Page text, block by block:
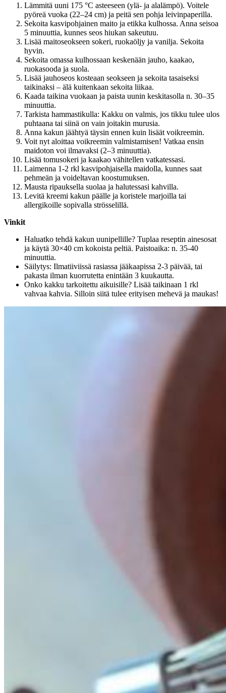
Lämmitä uuni 175 °C asteeseen (ylä- ja alalämpö). Voitele
pyöreä vuoka (22–24 cm) ja peitä sen pohja leivinpaperilla.
Sekoita kasvipohjainen maito ja etikka kulhossa. Anna seisoa
5 minuuttia, kunnes seos hiukan sakeutuu.
Lisää maitoseokseen sokeri, ruokaöljy ja vanilja. Sekoita
hyvin.
Sekoita omassa kulhossaan keskenään jauho, kaakao,
ruokasooda ja suola.
Lisää jauhoseos kosteaan seokseen ja sekoita tasaiseksi
taikinaksi – älä kuitenkaan sekoita liikaa.
Kaada taikina vuokaan ja paista uunin keskitasolla n. 30–35
minuuttia.
Tarkista hammastikulla: Kakku on valmis, jos tikku tulee ulos
puhtaana tai siinä on vain joitakin murusia.
Anna kakun jäähtyä täysin ennen kuin lisäät voikreemin.
Voit nyt aloittaa voikreemin valmistamisen! Vatkaa ensin
maidoton voi ilmavaksi (2–3 minuuttia).
Lisää tomusokeri ja kaakao vähitellen vatkatessasi.
Laimenna 1-2 rkl kasvipohjaisella maidolla, kunnes saat
pehmeän ja voideltavan koostumuksen.
Mausta ripauksella suolaa ja halutessasi kahvilla.
Levitä kreemi kakun päälle ja koristele marjoilla tai
allergikoille sopivalla strösselillä.
Vinkit
Haluatko tehdä kakun uunipellille? Tuplaa reseptin ainesosat
ja käytä 30×40 cm kokoista peltiä. Paistoaika: n. 35-40
minuuttia.
Säilytys: Ilmatiiviissä rasiassa jääkaapissa 2-3 päivää, tai
pakasta ilman kuorrutetta enintään 3 kuukautta.
Onko kakku tarkoitettu aikuisille? Lisää taikinaan 1 rkl
vahvaa kahvia. Silloin siitä tulee erityisen mehevä ja maukas!